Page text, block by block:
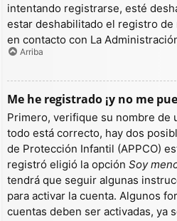
intentando registrarse, esté
estar deshabilitado el registro de
en contacto con La
Arriba
Me he registrado ¡y no me
Primero, verifique su nombre de
todo está correcto, hay dos
de Protección Infantil (APPCO)
registró eligió la opción Soy
tendrá que seguir algunas
para activar la cuenta. Algunos
cuentas deben ser activadas, ya